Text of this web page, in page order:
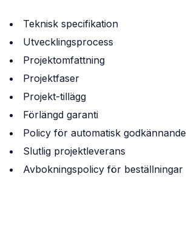
Teknisk specifikation
Utvecklingsprocess
Projektomfattning
Projektfaser
Projekt-tillägg
Förlängd garanti
Policy för automatisk godkännande
Slutlig projektleverans
Avbokningspolicy för beställningar